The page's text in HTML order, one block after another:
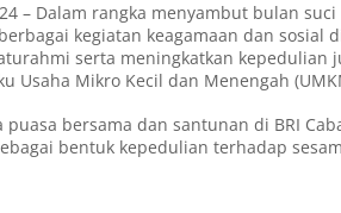
– Dalam rangka menyambut bulan
kegiatan keagamaan dan sosial
serta meningkatkan kepedulian
Usaha Mikro Kecil dan Menengah
bersama dan santunan di BRI
bentuk kepedulian terhadap